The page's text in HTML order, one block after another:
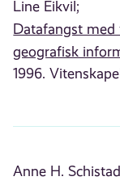
Line Eikvil;
Datafangst
geografisk
1996.
Anne H.